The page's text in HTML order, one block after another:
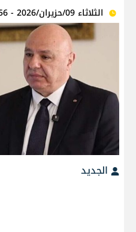
الثلاثاء 09/حزيران/2026 - 11:56 ص
الجديد